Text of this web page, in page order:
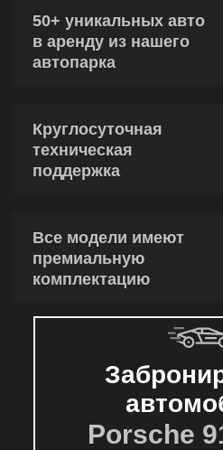
50+ уникальных авто
в аренду из нашего
автопарка
Круглосуточная
техническая
поддержка
Все модели имеют
премиальную
комплектацию
Porsche